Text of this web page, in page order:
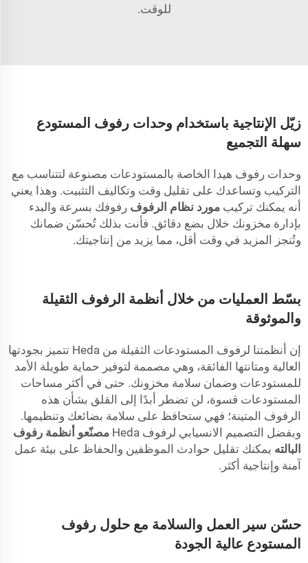
للوقت.
زيّل الإنتاجية باستخدام وحدات رفوف المستودع
سهلة التجميع
وحدات رفوف هيدا الخاصة بالمستودعات مصنوعة لتتناسب مع
التركيب وتساعدك على تقليل وقت وتكاليف التثبيت. وهذا يعني
أنه يمكنك تركيب مورد نظام الرفوف رفوفك بسرعة والبدء
بإدارة مخزونك خلال بضع دقائق. فأنت بذلك تُحسّن ضمانك
وتُنجز المزيد في وقت أقل، مما يزيد من إنتاجيتك.
بسّط العمليات من خلال أنظمة الرفوف الثقيلة
والموثوقة
إن أنظمتنا لرفوف المستودعات الثقيلة من Heda تتميز بجودتها
العالية ومتانتها الفائقة، وهي مصممة لتوفير حماية طويلة الأمد
للمستودعات وضمان سلامة مخزونك. حتى في أكثر مساحات
المستودعات قسوة، لن تضطر أبدًا إلى القلق بشأن هذه
الرفوف المتينة؛ فهي ستحافظ على سلامة بضائعك وتنظيمها.
وبفضل التصميم الانسيابي لرفوف Heda
مصنّعو أنظمة رفوف
البالته يمكنك تقليل حوادث الموظفين والحفاظ على بيئة عمل
آمنة وإنتاجية أكثر.
حسّن سير العمل والسلامة مع حلول رفوف
المستودع عالية الجودة